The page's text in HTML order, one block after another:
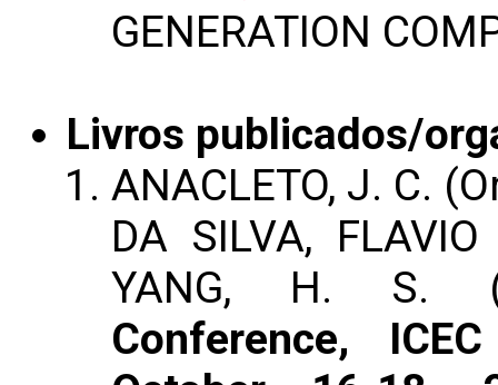
GENERATION
Livros publicados/
ANACLETO, J. C.
DA SILVA,
YANG, H. S.
Conference,